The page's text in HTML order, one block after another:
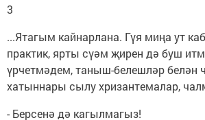
3
...Ятагым кайнарлана. Гүя миңа ут
практик, ярты сүәм җирен дә буш
үрчетмәдем, таныш-белешләр белән
хатыннары сылу хризантемалар,
- Берсенә дә кагылмагыз!